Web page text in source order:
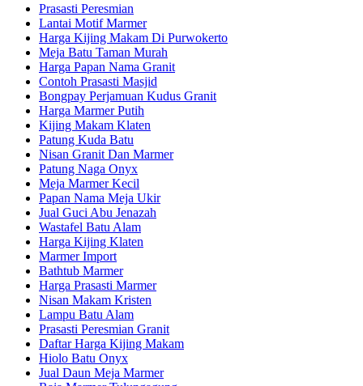
Prasasti Peresmian
Lantai Motif Marmer
Harga Kijing Makam Di Purwokerto
Meja Batu Taman Murah
Harga Papan Nama Granit
Contoh Prasasti Masjid
Bongpay Perjamuan Kudus Granit
Harga Marmer Putih
Kijing Makam Klaten
Patung Kuda Batu
Nisan Granit Dan Marmer
Patung Naga Onyx
Meja Marmer Kecil
Papan Nama Meja Ukir
Jual Guci Abu Jenazah
Wastafel Batu Alam
Harga Kijing Klaten
Marmer Import
Bathtub Marmer
Harga Prasasti Marmer
Nisan Makam Kristen
Lampu Batu Alam
Prasasti Peresmian Granit
Daftar Harga Kijing Makam
Hiolo Batu Onyx
Jual Daun Meja Marmer